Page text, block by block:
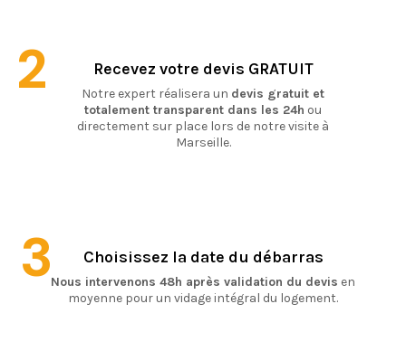
Recevez votre devis GRATUIT
Notre expert réalisera un devis gratuit et
totalement transparent dans les 24h ou
directement sur place lors de notre visite à
Marseille.
2
Choisissez la date du débarras
Nous intervenons 48h après validation du devis en
moyenne pour un vidage intégral du logement.
3